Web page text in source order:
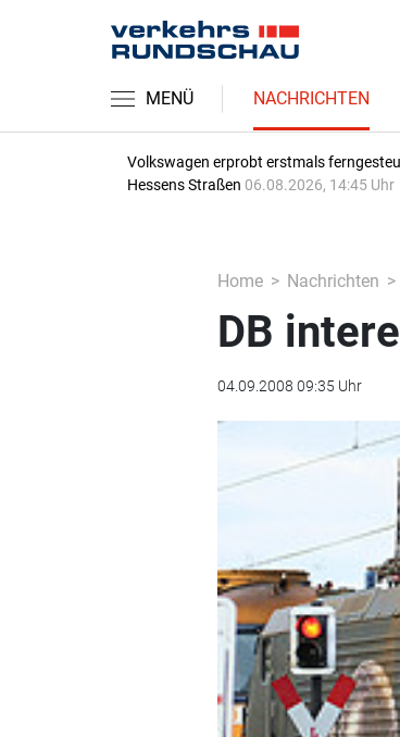
MENÜ NACHRICHTEN
Volkswagen erprobt erstmals
Hessens Straßen 06.08.2026, 14:45 Uhr
Home Nachrichten
DB
04.09.2008 09:35 Uhr